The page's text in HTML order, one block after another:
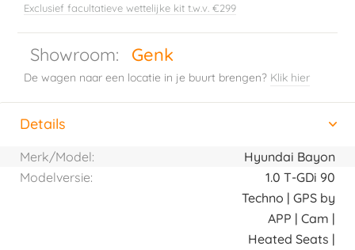
Exclusief facultatieve wettelijke kit t.w.v. €299
Showroom: Genk
De wagen naar een locatie in je buurt brengen? Klik hier
Horizontal tab group
Details
Merk/Model:
Hyundai Bayon
Modelversie:
1.0 T-GDi 90
Techno | GPS by
APP | Cam |
Heated Seats |